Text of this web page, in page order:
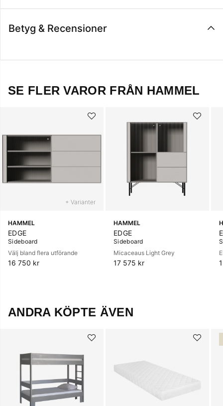
Betyg & Recensioner
SE FLER VAROR FRÅN HAMMEL
+ Varianter
HAMMEL
EDGE
Sideboard
Välj bland flera utförande
16 750 kr
HAMMEL
EDGE
Sideboard
Micaceaus Light Grey
17 575 kr
ANDRA KÖPTE ÄVEN